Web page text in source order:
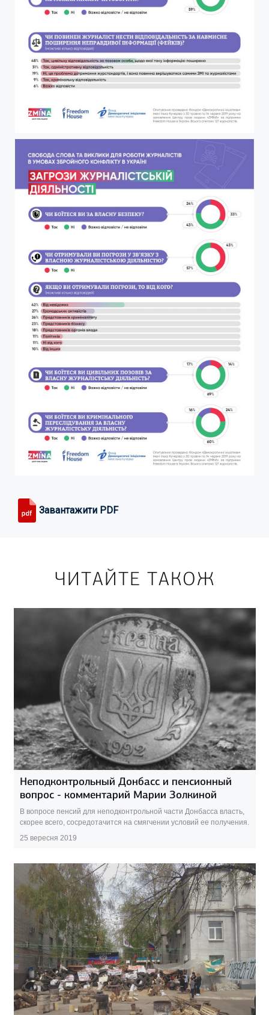
Завантажити PDF
ЧИТАЙТЕ ТАКОЖ
Неподконтрольный Донбасс и пенсионный
вопрос - комментарий Марии Золкиной
В вопросе пенсий для неподконтрольной части Донбасса власть,
скорее всего, сосредотачится на смягчении условий ее получения.
25 вересня 2019